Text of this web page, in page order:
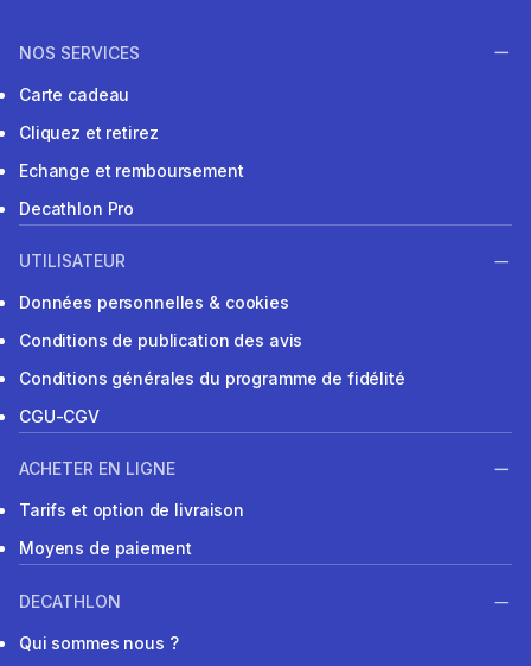
NOS SERVICES
Carte cadeau
Cliquez et retirez
Echange et remboursement
Decathlon Pro
UTILISATEUR
Données personnelles & cookies
Conditions de publication des avis
Conditions générales du programme de fidélité
CGU-CGV
ACHETER EN LIGNE
Tarifs et option de livraison
Moyens de paiement
DECATHLON
Qui sommes nous ?